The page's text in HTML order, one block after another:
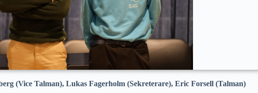
(Vice Talman), Lukas Fagerholm (Sekreterare), Eric Forsell (Talman)